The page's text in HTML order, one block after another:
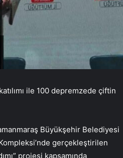
ile 100 depremzede çiftin
Büyükşehir Belediyesi
gerçekleştirilen
projesi kapsamında